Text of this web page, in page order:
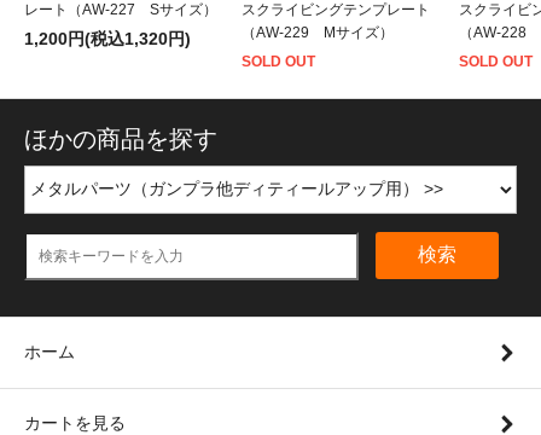
レート（AW-227 Sサイズ）
1,200円(税込1,320円)
スクライビングテンプレート
（AW-229 Mサイズ）
SOLD OUT
スクライビ
（AW-228
SOLD OUT
ほかの商品を探す
検索
ホーム
カートを見る